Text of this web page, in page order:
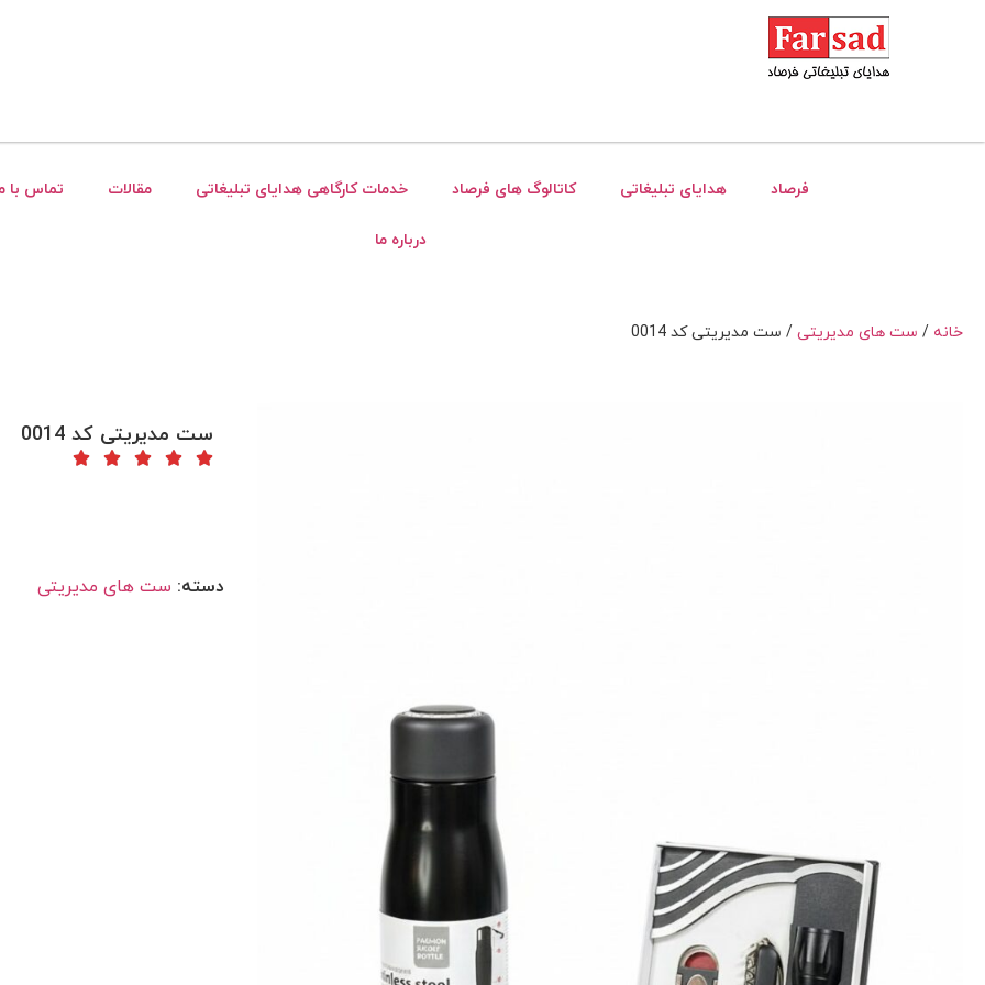
فرصاد هدایای تبلیغاتی کاتالوگ های فرصاد خدمات کارگاهی هدایای تبلیغاتی مقالات
تماس با
درباره ما
خانه / ست های مدیریتی/ ست مدیریتی کد 0014
ست مدیریتی کد 0014
دسته: ست های مدیریتی